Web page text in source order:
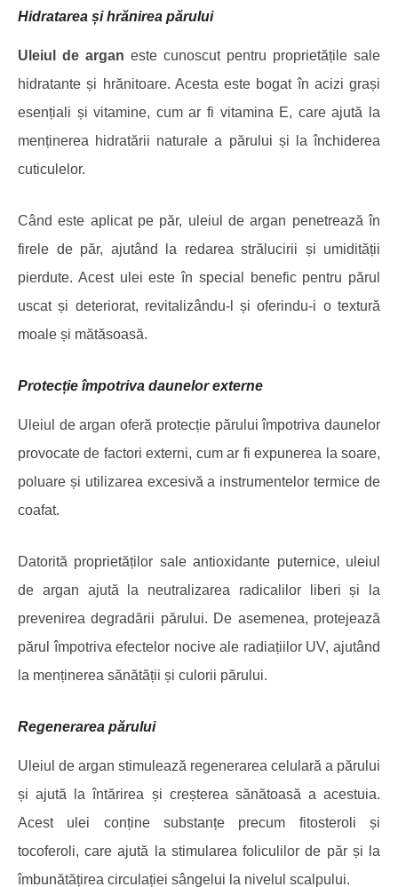
Hidratarea și hrănirea părului
Uleiul de argan este cunoscut pentru proprietățile sale
hidratante și hrănitoare. Acesta este bogat în acizi grași
esențiali și vitamine, cum ar fi vitamina E, care ajută la
menținerea hidratării naturale a părului și la închiderea
cuticulelor.
Când este aplicat pe păr, uleiul de argan penetrează în
firele de păr, ajutând la redarea strălucirii și umidității
pierdute. Acest ulei este în special benefic pentru părul
uscat și deteriorat, revitalizându-l și oferindu-i o textură
moale și mătăsoasă.
Protecție împotriva daunelor externe
Uleiul de argan oferă protecție părului împotriva daunelor
provocate de factori externi, cum ar fi expunerea la soare,
poluare și utilizarea excesivă a instrumentelor termice de
coafat.
Datorită proprietăților sale antioxidante puternice, uleiul
de argan ajută la neutralizarea radicalilor liberi și la
prevenirea degradării părului. De asemenea, protejează
părul împotriva efectelor nocive ale radiațiilor UV, ajutând
la menținerea sănătății și culorii părului.
Regenerarea părului
Uleiul de argan stimulează regenerarea celulară a părului
și ajută la întărirea și creșterea sănătoasă a acestuia.
Acest ulei conține substanțe precum fitosteroli și
tocoferoli, care ajută la stimularea foliculilor de păr și la
îmbunătățirea circulației sângelui la nivelul scalpului.